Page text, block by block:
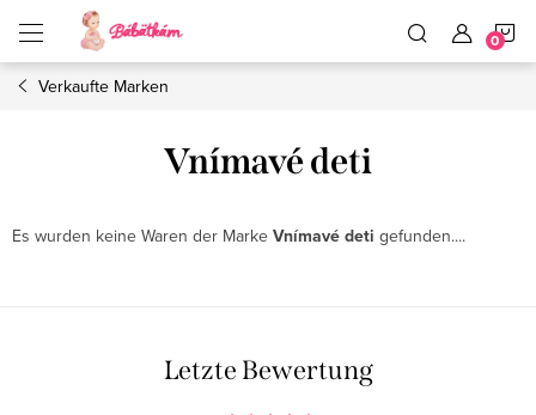
Inhalt
springen
Verkaufte Marken
Vnímavé deti
Es wurden keine Waren der Marke Vnímavé deti gefunden....
Letzte Bewertung